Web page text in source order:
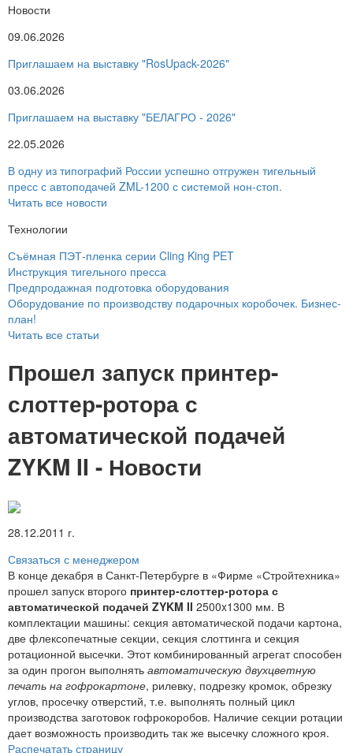
Новости
09.06.2026
Приглашаем на выставку "RosUpack-2026"
03.06.2026
Приглашаем на выставку "БЕЛАГРО - 2026"
22.05.2026
В одну из типографий России успешно отгружен тигельный
пресс с автоподачей ZML-1200 с системой нон-стоп.
Читать все новости
Технологии
Съёмная ПЭТ-пленка серии Cling King PET
Инструкция тигельного пресса
Предпродажная подготовка оборудования
Оборудование по производству подарочных коробочек. Бизнес-
план!
Читать все статьи
Прошел запуск принтер-
слоттер-ротора с
автоматической подачей
ZYKM II - Новости
28.12.2011 г.
Связаться с менеджером
В конце декабря в Санкт-Петербурге в «Фирме «Стройтехника»
прошел запуск второго принтер-слоттер-ротора с
автоматической подачей ZYKM II 2500x1300 мм. В
комплектации машины: секция автоматической подачи картона,
две флексопечатные секции, секция слоттинга и секция
ротационной высечки. Этот комбинированный агрегат способен
за один прогон выполнять автоматическую двухцветную
печать на гофрокартоне, рилевку, подрезку кромок, обрезку
углов, просечку отверстий, т.е. выполнять полный цикл
производства заготовок гофрокоробов. Наличие секции ротации
дает возможность производить так же высечку сложного кроя.
Распечатать страницу